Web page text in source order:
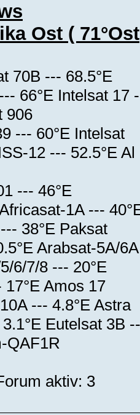
Ost ( 71°Ost
70B --- 68.5°E
66°E Intelsat 17
906
--- 60°E Intelsat
12 --- 52.5°E Al
--- 46°E
1A ---
38°E Paksat
Arabsat-5A/6A
6/7/8 --- 20°E
Amos 17
--- 4.8°E Astra
Eutelsat 3B
QAF1R
aktiv: 3